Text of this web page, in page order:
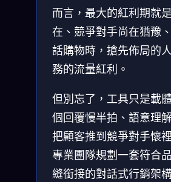
而言，最大的紅利期就
在、競爭對手尚在猶豫
話購物時，搶先佈局的
務的流量紅利。
但別忘了，工具只是載
個回覆慢半拍、語意理
把顧客推到競爭對手懷
專業團隊規劃一套符合
縫銜接的對話式行銷架